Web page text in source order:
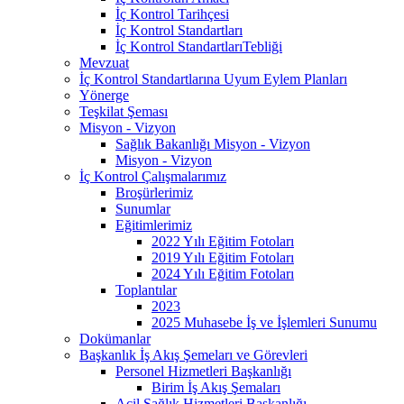
İç Kontrol Tarihçesi
İç Kontrol Standartları
İç Kontrol StandartlarıTebliği
Mevzuat
İç Kontrol Standartlarına Uyum Eylem Planları
Yönerge
Teşkilat Şeması
Misyon - Vizyon
Sağlık Bakanlığı Misyon - Vizyon
Misyon - Vizyon
İç Kontrol Çalışmalarımız
Broşürlerimiz
Sunumlar
Eğitimlerimiz
2022 Yılı Eğitim Fotoları
2019 Yılı Eğitim Fotoları
2024 Yılı Eğitim Fotoları
Toplantılar
2023
2025 Muhasebe İş ve İşlemleri Sunumu
Dokümanlar
Başkanlık İş Akış Şemeları ve Görevleri
Personel Hizmetleri Başkanlığı
Birim İş Akış Şemaları